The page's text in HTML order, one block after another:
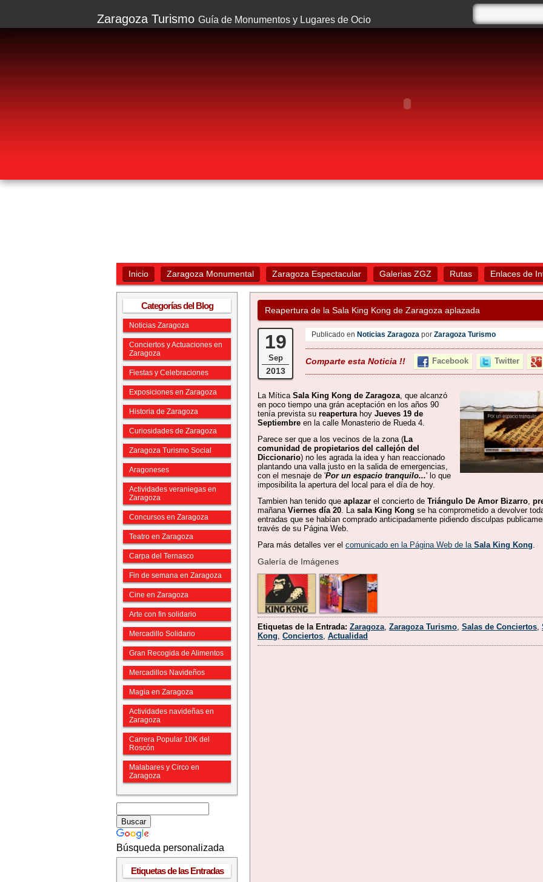
Zaragoza Turismo Guía de Monumentos y Lugares de Ocio
Inicio Zaragoza Monumental Zaragoza Espectacular Galerias ZGZ Rutas Enlaces de
Categorías del Blog
Noticias Zaragoza
Conciertos y Actuaciones en
Zaragoza
Fiestas y Celebraciones
Exposiciones en Zaragoza
Historia de Zaragoza
Curiosidades de Zaragoza
Zaragoza Turismo Social
Aragoneses
Actividades veraniegas en
Zaragoza
Concursos en Zaragoza
Teatro en Zaragoza
Carpa del Ternasco
Fin de semana en Zaragoza
Cine en Zaragoza
Arte con fin solidario
Mercadillo Solidario
Gran Recogida de Alimentos
Mercadillos Navideños
Magia en Zaragoza
Actividades navideñas en
Zaragoza
Carrera Popular 10K del
Roscón
Malabares y Circo en
Zaragoza
Búsqueda personalizada
Etiquetas de las Entradas
Reapertura de la Sala King Kong de Zaragoza aplazada
19
Sep
2013
Publicado en Noticias Zaragoza por Zaragoza Turismo
Comparte esta Noticia !! Facebook Twitter
La Mítica Sala King Kong de Zaragoza, que alcanzó
en poco tiempo una grán aceptación en los años 90
tenía prevista su reaperturahoy Jueves 19 de
Septiembre en la calle Monasterio de Rueda 4.
Parece ser que a los vecinos de la zona (La
comunidad de propietarios del callejón del
Diccionario) no les agrada la idea y han reaccionado
plantando una valla justo en la salida de emergencias,
con el mesnaje de 'Por un espacio tranquilo...' lo que
imposibilita la apertura del local para el día de hoy.
Tambien han tenido que aplazar el concierto de Triángulo De Amor Bizarro,
mañana Viernes día 20. La sala King Kong se ha comprometido a devolver
entradas que se habían comprado anticipadamente pidiendo disculpas
través de su Página Web.
Para más detalles ver el comunicado en la Página Web de la Sala King Kong.
Galería de Imágenes
Etiquetas de la Entrada: Zaragoza Zaragoza Turismo Salas de Conciertos
Kong Conciertos Actualidad